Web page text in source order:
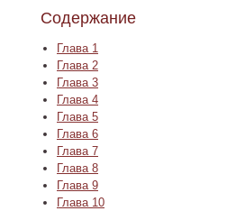
Содержание
Глава 1
Глава 2
Глава 3
Глава 4
Глава 5
Глава 6
Глава 7
Глава 8
Глава 9
Глава 10